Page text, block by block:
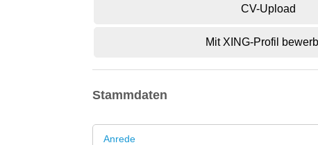
CV-Upload
Mit XING-Profil
Stammdaten
Anrede